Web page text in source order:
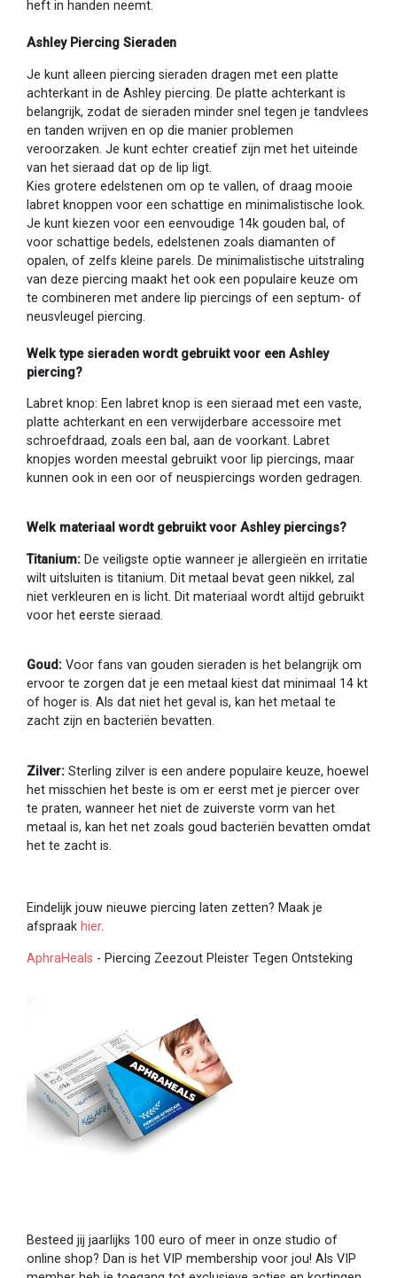
heft in handen neemt.
Ashley Piercing Sieraden
Je kunt alleen piercing sieraden dragen met een platte
achterkant in de Ashley piercing. De platte achterkant is
belangrijk, zodat de sieraden minder snel tegen je tandvlees
en tanden wrijven en op die manier problemen
veroorzaken. Je kunt echter creatief zijn met het uiteinde
van het sieraad dat op de lip ligt.
Kies grotere edelstenen om op te vallen, of draag mooie
labret knoppen voor een schattige en minimalistische look.
Je kunt kiezen voor een eenvoudige 14k gouden bal, of
voor schattige bedels, edelstenen zoals diamanten of
opalen, of zelfs kleine parels. De minimalistische uitstraling
van deze piercing maakt het ook een populaire keuze om
te combineren met andere lip piercings of een septum- of
neusvleugel piercing.
Welk type sieraden wordt gebruikt voor een Ashley
piercing?
Labret knop: Een labret knop is een sieraad met een vaste,
platte achterkant en een verwijderbare accessoire met
schroefdraad, zoals een bal, aan de voorkant. Labret
knopjes worden meestal gebruikt voor lip piercings, maar
kunnen ook in een oor of neuspiercings worden gedragen.
Welk materiaal wordt gebruikt voor Ashley piercings?
Titanium: De veiligste optie wanneer je allergieën en irritatie
wilt uitsluiten is titanium. Dit metaal bevat geen nikkel, zal
niet verkleuren en is licht. Dit materiaal wordt altijd gebruikt
voor het eerste sieraad.
Goud: Voor fans van gouden sieraden is het belangrijk om
ervoor te zorgen dat je een metaal kiest dat minimaal 14 kt
of hoger is. Als dat niet het geval is, kan het metaal te
zacht zijn en bacteriën bevatten.
Zilver: Sterling zilver is een andere populaire keuze, hoewel
het misschien het beste is om er eerst met je piercer over
te praten, wanneer het niet de zuiverste vorm van het
metaal is, kan het net zoals goud bacteriën bevatten omdat
het te zacht is.
Eindelijk jouw nieuwe piercing laten zetten? Maak je
afspraak hier.
AphraHeals - Piercing Zeezout Pleister Tegen Ontsteking
Besteed jij jaarlijks 100 euro of meer in onze studio of
online shop? Dan is het VIP membership voor jou! Als VIP